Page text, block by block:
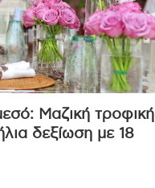
Μαζική τροφική
δεξίωση με 18